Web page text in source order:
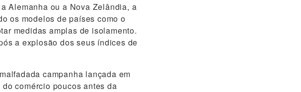
Alemanha ou a Nova Zelândia, a
os modelos de países como o
medidas amplas de isolamento.
a explosão dos seus índices de
campanha lançada em
comércio poucos antes da